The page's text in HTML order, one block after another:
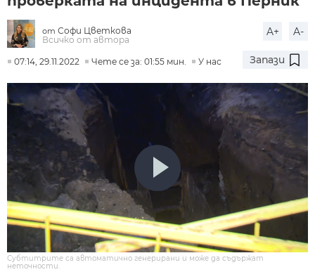
от Софи Цветкова
Всичко от автора
A+ A-
07:14, 29.11.2022 Чете се за: 01:55 мин. У нас Запази
Субтитрите са автоматично генерирани и може да съдържат
неточности.